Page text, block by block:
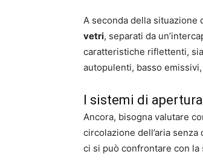
A seconda della situazione
vetri, separati da
caratteristiche riflettenti,
autopulenti, basso
I sistemi di apertura
Ancora, bisogna valutare
circolazione dell’aria
ci si può confrontare con